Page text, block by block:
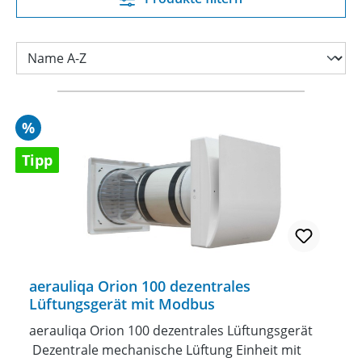
Rabatt
%
Tipp
aerauliqa Orion 100 dezentrales
Lüftungsgerät mit Modbus
aerauliqa Orion 100 dezentrales Lüftungsgerät
Dezentrale mechanische Lüftung Einheit mit